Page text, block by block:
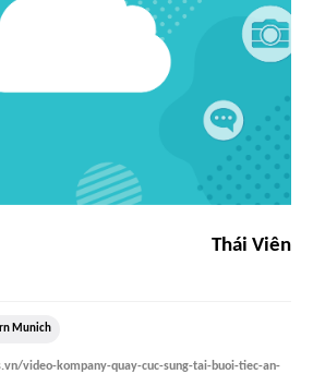
Thái Viên
Munich
video-kompany-quay-cuc-sung-tai-buoi-tiec-an-